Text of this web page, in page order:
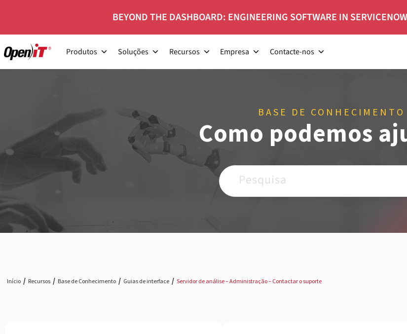
conteúdo
BEYOND THE DASHBOARD: ENGINEERING SOFTWARE IN
Produtos Soluções Recursos Empresa Contacte-nos
BASE DE CONHECIMENTO
Como podemos
Início Recursos Base de Conhecimento Guias de interface Servidor de análise – Administração – Contactar o suporte